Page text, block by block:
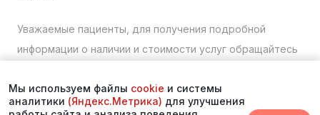
Уважаемые пациенты, для получения подробной
информации о наличии и стоимости услуг обращайтесь
связи или по телефону в Находке:+7 (423) 675-00-85
Мы используем файлы cookie и системы
аналитики (Яндекс.Метрика) для улучшения